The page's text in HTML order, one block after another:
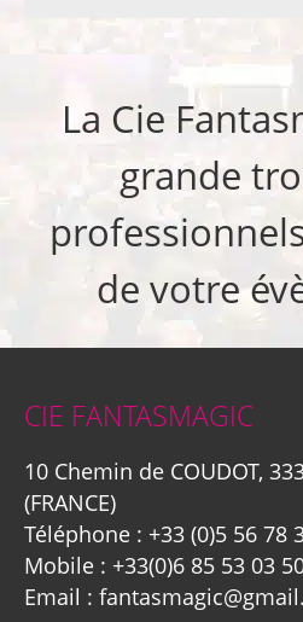
La Cie
grande
de votre
CIE FANTASMAGIC
10 Chemin de COUDOT,
(FRANCE)
Téléphone : +33 (0)5 56 78
Mobile : +33(0)6 85 53 03
Email :